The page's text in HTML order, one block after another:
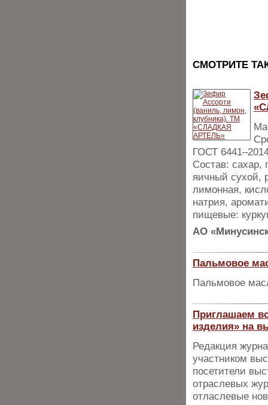
CМОТРИТЕ
ГОСТ
Состав: сахар,
яичный сухой,
лимонная,
натрия,
пищевые:
АО
Пальмовое
Пальмовое
Приглашаем
изделия» на
Редакция
участником
посетители
отраслевых
отласлевые